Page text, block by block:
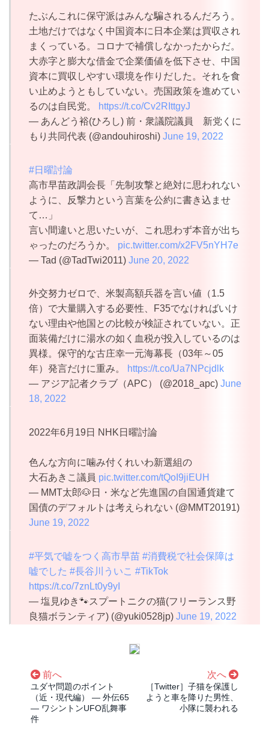
たぶんこれに保守派はみんな騙されるんだろう。
土地だけではなく中国資本に日本企業は買収され
まくっている。コロナで補償しなかったからだ。
大赤字と膨大な借金で企業価値を低下させ、中国
資本に買収しやすい環境を作りだした。それを食
い止めようともしていない。売国政策を進めてい
るのは自民党。
https://t.co/Cv2RIttgyJ
— あんどう裕(ひろし) 前・衆議院議員 新党くに
もり共同代表 (@andouhiroshi) June 19, 2022
#日曜討論
高市早苗政調会長「先制攻撃と絶対に思われない
ように、反撃力という言葉を公約に書き込ませ
て…」
言い間違いと思いたいが、これ思わず本音が出ち
ゃったのだろうか。 pic.twitter.com/x2FV5nYH7e
— Tad (@TadTwi2011) June 20, 2022
外交努力ゼロで、米製高額兵器を言い値（1.5
倍）で大量購入する必要性、F35でなければいけ
ない理由や他国との比較が検証されていない。正
面装備だけに湯水の如く血税が投入しているのは
異様。保守的な古庄幸一元海幕長（03年～05
年）発言だけに重み。
https://t.co/Ua7NPcjdlk
— アジア記者クラブ（APC） (@2018_apc) June
18, 2022
2022年6月19日 NHK日曜討論
色んな方向に噛み付くれいわ新選組の
大石あきこ議員 pic.twitter.com/tQoI9jiEUH
— MMT太郎🐶日・米など先進国の自国通貨建て
国債のデフォルトは考えられない (@MMT20191)
June 19, 2022
#平気で嘘をつく高市早苗 #消費税で社会保障は
嘘でした #長谷川ういこ #TikTok
https://t.co/7znLt0y9yI
— 塩見ゆき🐾スプートニクの猫(フリーランス野
良猫ボランティア) (@yuki0528jp) June 19, 2022
前へ
ユダヤ問題のポイント
（近・現代編） ― 外伝65
― ワシントンUFO乱舞事
件
次へ
［Twitter］子猫を保護し
ようと車を降りた男性、
小隊に襲われる